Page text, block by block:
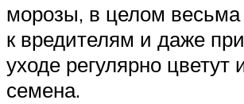
морозы, в целом
к вредителям и даже
уходе регулярно цветут
семена.